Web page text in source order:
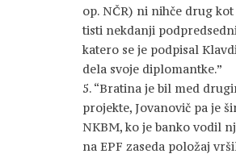
op. NČR) ni nihče drug
tisti nekdanji
katero se je podpisal
dela svoje diplomantke.”
5. “Bratina je bil med
projekte, Jovanovič pa je
NKBM, ko je banko vodil
na EPF zaseda položaj